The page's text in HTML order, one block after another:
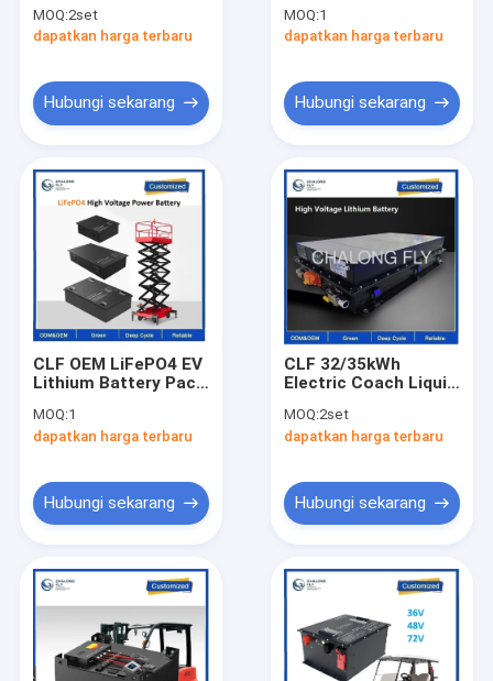
Produk
Tentang kami
Baterai 120KW Untuk
mengisi daya
MOQ:2set
dapatkan harga terbaru
Hubungi sekarang
Waterproof 96V 120V
360V 100ah 200Ah
Kapal EV Tegangan
Tinggi
MOQ:1
dapatkan harga terbaru
Hubungi sekarang
CLF OEM LiFePO4 EV
Lithium Battery Pack
200Ah Baterai
tegangan tinggi
MOQ:1
dapatkan harga terbaru
Hubungi sekarang
CLF 32/35kWh
Electric Coach Liquid
Battery Packs
LiFePO4 Untuk
MOQ:2set
dapatkan harga terbaru
Hubungi sekarang